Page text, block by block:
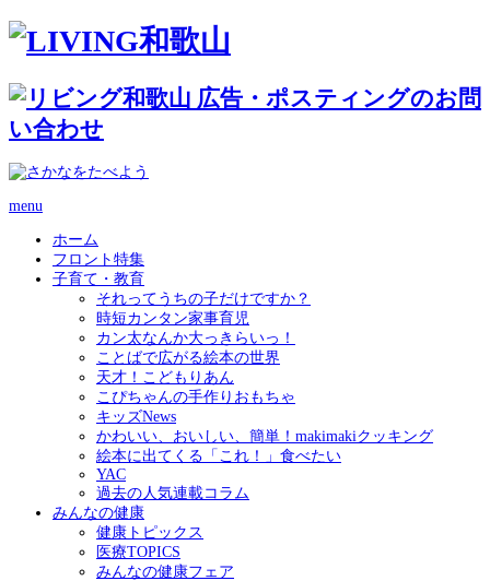
menu
ホーム
フロント特集
子育て・教育
それってうちの子だけですか？
時短カンタン家事育児
カン太なんか大っきらいっ！
ことばで広がる絵本の世界
天才！こどもりあん
こぴちゃんの手作りおもちゃ
キッズNews
かわいい、おいしい、簡単！makimakiクッキング
絵本に出てくる「これ！」食べたい
YAC
過去の人気連載コラム
みんなの健康
健康トピックス
医療TOPICS
みんなの健康フェア